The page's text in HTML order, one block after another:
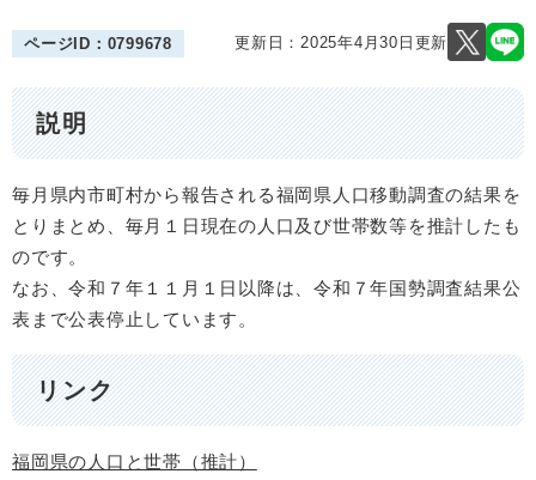
ページID：0799678 更新日：2025年4月30日更新
説明
毎月県内市町村から報告される福岡県人口移動調査の結果を
とりまとめ、毎月１日現在の人口及び世帯数等を推計したも
のです。
なお、令和７年１１月１日以降は、令和７年国勢調査結果公
表まで公表停止しています。
リンク
福岡県の人口と世帯（推計）